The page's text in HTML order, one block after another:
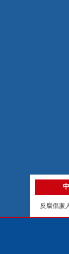
反腐倡廉